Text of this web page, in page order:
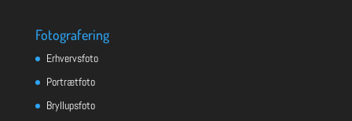
Fotografering
Erhvervsfoto
Portrætfoto
Bryllupsfoto